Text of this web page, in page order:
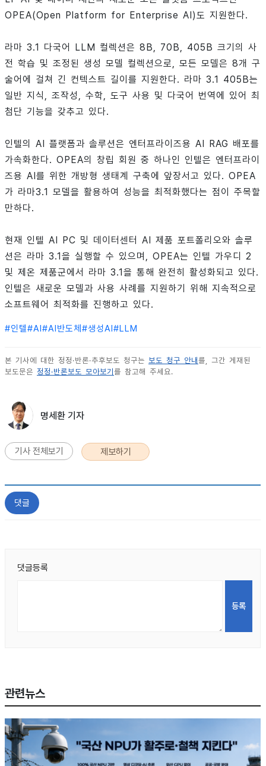
OPEA(Open Platform for Enterprise AI)도 지원한다.
라마 3.1 다국어 LLM 컬렉션은 8B, 70B, 405B 크기의 사
전 학습 및 조정된 생성 모델 컬렉션으로, 모든 모델은 8개 구
술어에 걸쳐 긴 컨텍스트 길이를 지원한다. 라마 3.1 405B는
일반 지식, 조작성, 수학, 도구 사용 및 다국어 번역에 있어 최
첨단 기능을 갖추고 있다.
인텔의 AI 플랫폼과 솔루션은 엔터프라이즈용 AI RAG 배포를
가속화한다. OPEA의 창립 회원 중 하나인 인텔은 엔터프라이
즈용 AI를 위한 개방형 생태계 구축에 앞장서고 있다. OPEA
가 라마3.1 모델을 활용하여 성능을 최적화했다는 점이 주목할
만하다.
현재 인텔 AI PC 및 데이터센터 AI 제품 포트폴리오와 솔루
션은 라마 3.1을 실행할 수 있으며, OPEA는 인텔 가우디 2
및 제온 제품군에서 라마 3.1을 통해 완전히 활성화되고 있다.
인텔은 새로운 모델과 사용 사례를 지원하기 위해 지속적으로
소프트웨어 최적화를 진행하고 있다.
#인텔#AI#AI반도체 #생성AI#LLM
본 기사에 대한 정정·반론·추후보도 청구는 보도 청구 안내 를, 그간 게재된
보도문은 정정·반론보도 모아보기 를 참고해 주세요.
명세환 기자
기사 전체보기 제보하기
댓글
댓글등록
관련뉴스